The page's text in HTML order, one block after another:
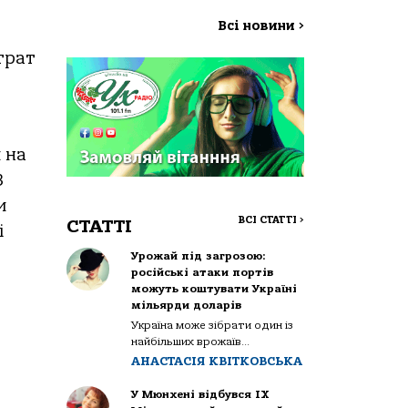
на
Всі новини >
СТАТТІ ВСІ СТАТТІ >
Урожай під загрозою:
російські атаки портів
можуть коштувати Україні
мільярди доларів
Україна може зібрати один із
найбільших врожаїв...
АНАСТАСІЯ КВІТКОВСЬКА
У Мюнхені відбувся IX